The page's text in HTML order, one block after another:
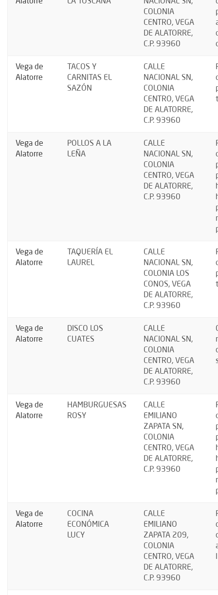
COLONIA
CENTRO, VEGA
DE ALATORRE,
C.P. 93960
Vega de
Alatorre
TACOS Y
CARNITAS EL
SAZÓN
CALLE
NACIONAL SN,
COLONIA
CENTRO, VEGA
DE ALATORRE,
C.P. 93960
Vega de
Alatorre
POLLOS A LA
LEÑA
CALLE
NACIONAL SN,
COLONIA
CENTRO, VEGA
DE ALATORRE,
C.P. 93960
Vega de
Alatorre
TAQUERÍA EL
LAUREL
CALLE
NACIONAL SN,
COLONIA LOS
CONOS, VEGA
DE ALATORRE,
C.P. 93960
Vega de
Alatorre
DISCO LOS
CUATES
CALLE
NACIONAL SN,
COLONIA
CENTRO, VEGA
DE ALATORRE,
C.P. 93960
Vega de
Alatorre
HAMBURGUESAS
ROSY
CALLE
EMILIANO
ZAPATA SN,
COLONIA
CENTRO, VEGA
DE ALATORRE,
C.P. 93960
Vega de
Alatorre
COCINA
ECONÓMICA
LUCY
CALLE
EMILIANO
ZAPATA 209,
COLONIA
CENTRO, VEGA
DE ALATORRE,
C.P. 93960